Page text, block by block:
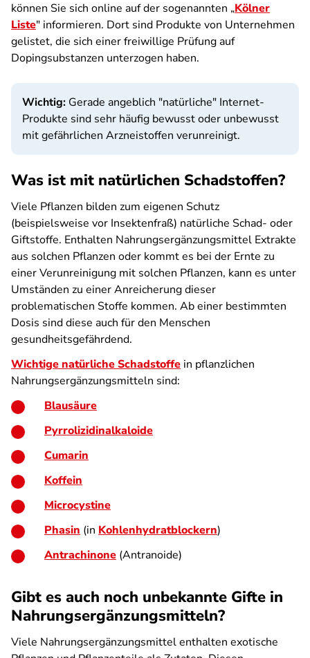
können Sie sich online auf der sogenannten „Kölner
Liste" informieren. Dort sind Produkte von Unternehmen
gelistet, die sich einer freiwillige Prüfung auf
Dopingsubstanzen unterzogen haben.
Wichtig: Gerade angeblich "natürliche" Internet-
Produkte sind sehr häufig bewusst oder unbewusst
mit gefährlichen Arzneistoffen verunreinigt.
Was ist mit natürlichen Schadstoffen?
Viele Pflanzen bilden zum eigenen Schutz
(beispielsweise vor Insektenfraß) natürliche Schad- oder
Giftstoffe. Enthalten Nahrungsergänzungsmittel Extrakte
aus solchen Pflanzen oder kommt es bei der Ernte zu
einer Verunreinigung mit solchen Pflanzen, kann es unter
Umständen zu einer Anreicherung dieser
problematischen Stoffe kommen. Ab einer bestimmten
Dosis sind diese auch für den Menschen
gesundheitsgefährdend.
Wichtige natürliche Schadstoffe in pflanzlichen
Nahrungsergänzungsmitteln sind:
Blausäure
Pyrrolizidinalkaloide
Cumarin
Koffein
Microcystine
Phasin (in Kohlenhydratblockern)
Antrachinone (Antranoide)
Gibt es auch noch unbekannte Gifte in
Nahrungsergänzungsmitteln?
Viele Nahrungsergänzungsmittel enthalten exotische